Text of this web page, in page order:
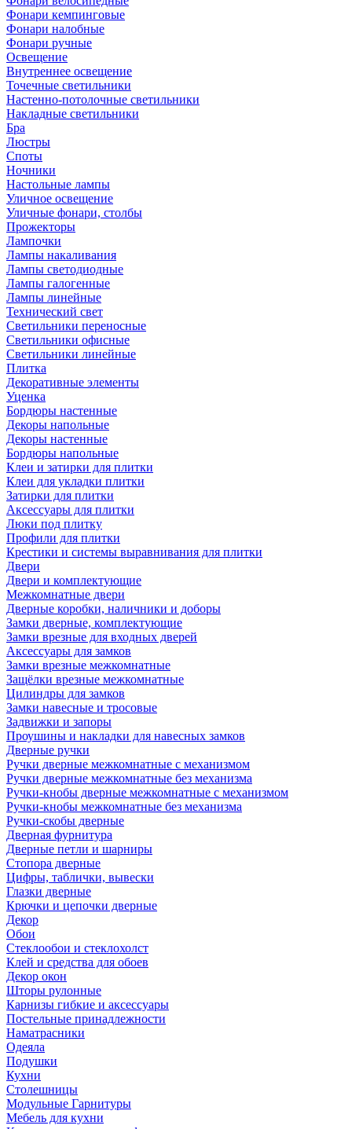
Фонари кемпинговые
Фонари налобные
Фонари ручные
Освещение
Внутреннее освещение
Точечные светильники
Настенно-потолочные светильники
Накладные светильники
Бра
Люстры
Споты
Ночники
Настольные лампы
Уличное освещение
Уличные фонари, столбы
Прожекторы
Лампочки
Лампы накаливания
Лампы светодиодные
Лампы галогенные
Лампы линейные
Технический свет
Светильники переносные
Светильники офисные
Светильники линейные
Плитка
Декоративные элементы
Уценка
Бордюры настенные
Декоры напольные
Декоры настенные
Бордюры напольные
Клеи и затирки для плитки
Клеи для укладки плитки
Затирки для плитки
Аксессуары для плитки
Люки под плитку
Профили для плитки
Крестики и системы выравнивания для плитки
Двери
Двери и комплектующие
Межкомнатные двери
Дверные коробки, наличники и доборы
Замки дверные, комплектующие
Замки врезные для входных дверей
Аксессуары для замков
Замки врезные межкомнатные
Защёлки врезные межкомнатные
Цилиндры для замков
Замки навесные и тросовые
Задвижки и запоры
Проушины и накладки для навесных замков
Дверные ручки
Ручки дверные межкомнатные с механизмом
Ручки дверные межкомнатные без механизма
Ручки-кнобы дверные межкомнатные с механизмом
Ручки-кнобы межкомнатные без механизма
Ручки-скобы дверные
Дверная фурнитура
Дверные петли и шарниры
Стопора дверные
Цифры, таблички, вывески
Глазки дверные
Крючки и цепочки дверные
Декор
Обои
Стеклообои и стеклохолст
Клей и средства для обоев
Декор окон
Шторы рулонные
Карнизы гибкие и аксессуары
Постельные принадлежности
Наматрасники
Одеяла
Подушки
Кухни
Столешницы
Модульные Гарнитуры
Мебель для кухни